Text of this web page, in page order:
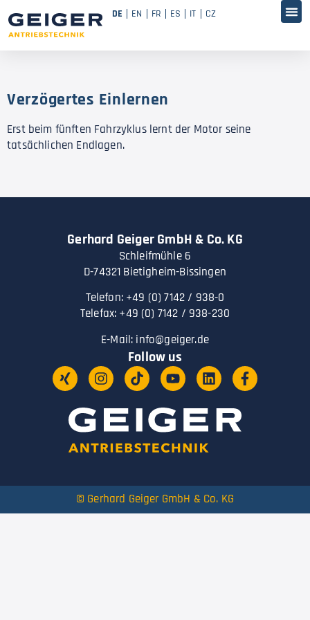
DE EN FR ES IT CZ
Verzögertes Einlernen
Erst beim fünften Fahrzyklus lernt der Motor seine
tatsächlichen Endlagen.
Gerhard Geiger GmbH & Co. KG
Schleifmühle 6
D-74321 Bietigheim-Bissingen
Telefon: +49 (0) 7142 / 938-0
Telefax: +49 (0) 7142 / 938-230
E-Mail: info@geiger.de
Follow us
© Gerhard Geiger GmbH & Co. KG